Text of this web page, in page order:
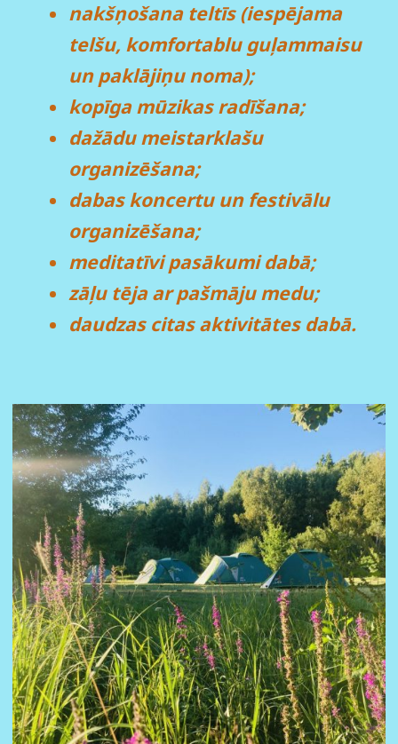
nakšņošana teltīs (iespējama
telšu, komfortablu guļammaisu
un paklājiņu noma);
kopīga mūzikas radīšana;
dažādu meistarklašu
organizēšana;
dabas koncertu un festivālu
organizēšana;
meditatīvi pasākumi dabā;
zāļu tēja ar pašmāju medu;
daudzas citas aktivitātes dabā.